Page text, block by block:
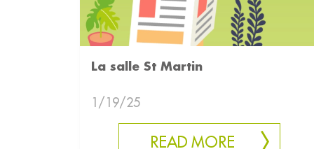
La salle St Martin
1/19/25
READ MORE